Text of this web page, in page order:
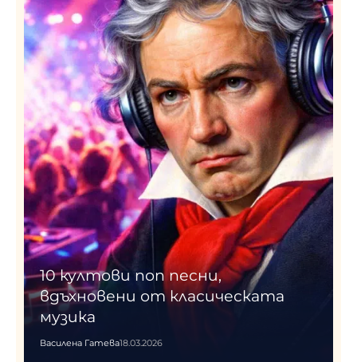
10 култови поп песни,
вдъхновени от класическата
музика
Василена Гатева18.03.2026